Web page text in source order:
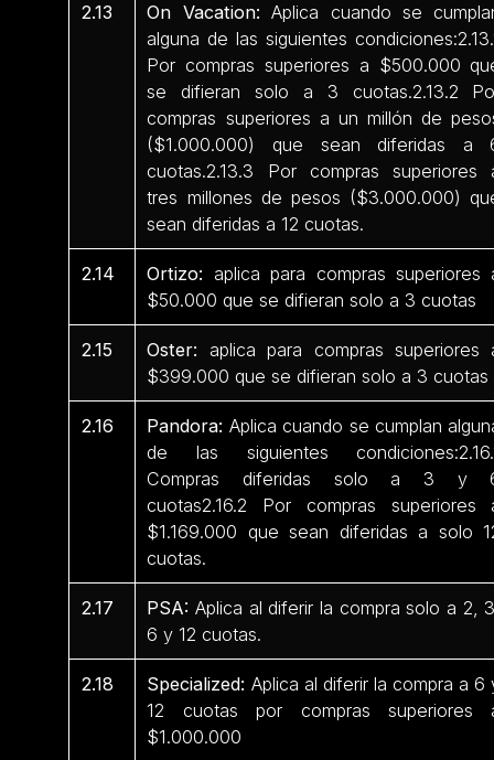
2.13 On Vacation:Aplica cuando se
alguna de las siguientes
Por compras superiores a $500.000
se difieran solo a 3 cuotas.2.13.2
compras superiores a un millón de
($1.000.000) que sean diferidas a
cuotas.2.13.3 Por compras superiores
tres millones de pesos ($3.000.000)
sean diferidas a 12 cuotas.
2.14 Ortizo: aplica para compras superiores
$50.000 que se difieran solo a 3 cuotas
2.15 Oster: aplica para compras superiores
$399.000 que se difieran solo a 3 cuotas
2.16 Pandora: Aplica cuando se cumplan
de las siguientes
Compras diferidas solo a 3 y
cuotas2.16.2 Por compras superiores
$1.169.000 que sean diferidas a solo
cuotas.
2.17 PSA: Aplica al diferir la compra solo a 2,
6 y 12 cuotas.
2.18 Specialized: Aplica al diferir la compra a 6
12 cuotas por compras superiores
$1.000.000